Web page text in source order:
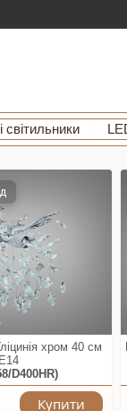
світильники
хром 40 см
D400HR)
Купити